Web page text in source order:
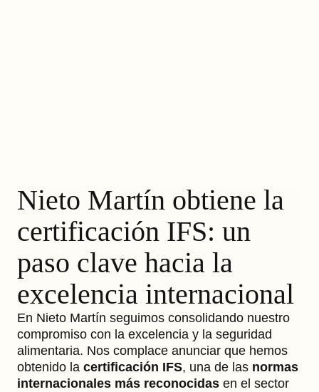
Nieto Martín obtiene la
certificación IFS: un
paso clave hacia la
excelencia internacional
En Nieto Martín seguimos consolidando nuestro
compromiso con la excelencia y la seguridad
alimentaria. Nos complace anunciar que hemos
obtenido la certificación IFS, una de las normas
internacionales más reconocidas en el sector